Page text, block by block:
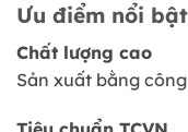
Ưu điểm nổi bật
Chất lượng cao
Sản xuất bằng